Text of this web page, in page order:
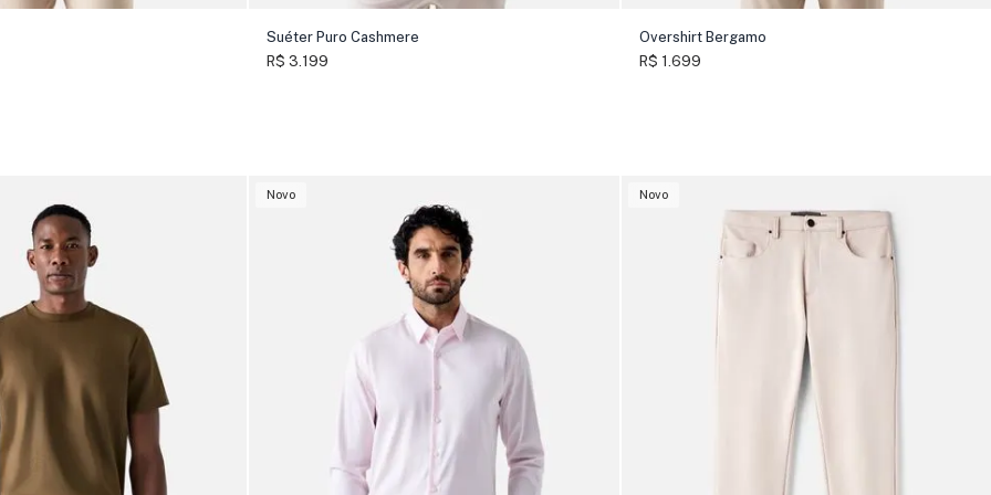
Suéter Puro Cashmere
R$ 3.199
Overshirt Bergamo
R$ 1.699
Novo Novo